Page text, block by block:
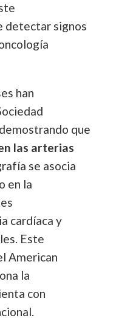
detectar signos
han
que
las arterias
se asocia
en la
cardíaca y
Este
American
la
con